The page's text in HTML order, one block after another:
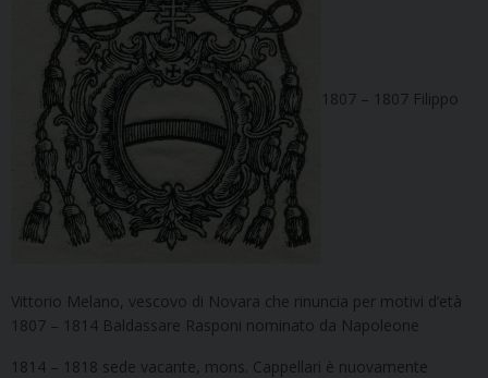
1807 – 1807 Filippo
Vittorio Melano, vescovo di Novara che rinuncia per motivi d’età
1807 – 1814 Baldassare Rasponi nominato da Napoleone
1814 – 1818 sede vacante, mons. Cappellari è nuovamente